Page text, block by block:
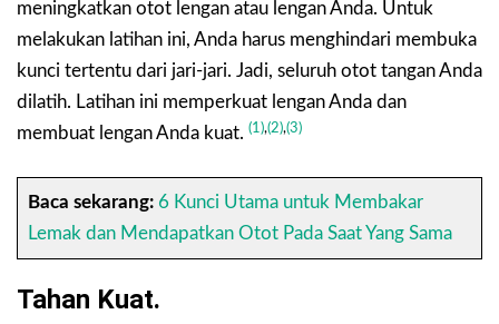
meningkatkan otot lengan atau lengan Anda. Untuk
melakukan latihan ini, Anda harus menghindari membuka
kunci tertentu dari jari-jari. Jadi, seluruh otot tangan Anda
dilatih. Latihan ini memperkuat lengan Anda dan
membuat lengan Anda kuat. (1),(2),(3)
Baca sekarang: 6 Kunci Utama untuk Membakar
Lemak dan Mendapatkan Otot Pada Saat Yang Sama
Tahan Kuat.